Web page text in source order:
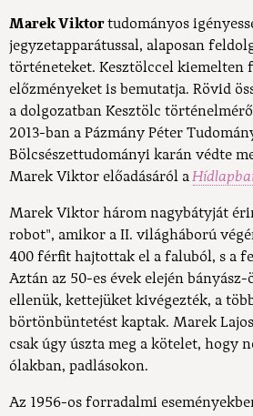
Marek Viktortudományos
jegyzetapparátussal, alaposan
történeteket. Kesztölccel kiemelten
előzményeket is bemutatja. Rövid
a dolgozatban Kesztölc
2013-ban a Pázmány Péter
Bölcsészettudományi karán védte
Marek Viktor előadásáról a
Marek Viktor három nagybátyját
robot", amikor a II. világháború
400 férfit hajtottak el a faluból, s a
Aztán az 50-es évek elején
ellenük, kettejüket kivégezték, a
börtönbüntetést kaptak. Marek
csak úgy úszta meg a kötelet, hogy
ólakban, padlásokon.
Az 1956-os forradalmi